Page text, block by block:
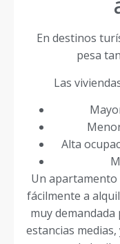
En destinos
pesa
Las
Alta
Un apartamento
fácilmente a
muy
estancias